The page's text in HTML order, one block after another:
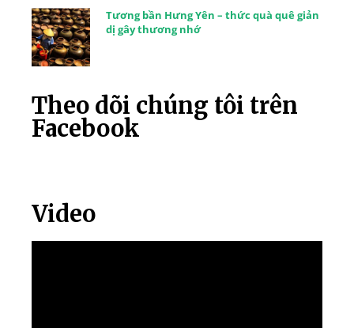
Tương bần Hưng Yên – thức quà quê giản
dị gây thương nhớ
Theo dõi chúng tôi trên
Facebook
Video